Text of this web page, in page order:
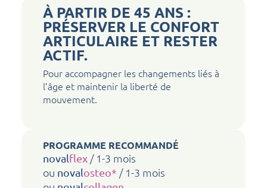
À PARTIR DE 45 ANS :
PRÉSERVER LE CONFORT
ARTICULAIRE ET RESTER
ACTIF.
Pour accompagner les changements liés à
l’âge et maintenir la liberté de
mouvement.
PROGRAMME RECOMMANDÉ
novalflex / 1-3 mois
ou novalosteo* / 1-3 mois